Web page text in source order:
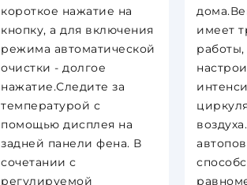
короткое нажатие на
кнопку, а для включения
режима автоматической
очистки - долгое
нажатие.Следите за
температурой с
помощью дисплея на
задней панели фена. В
сочетании с
регулируемой
имеет
работы,